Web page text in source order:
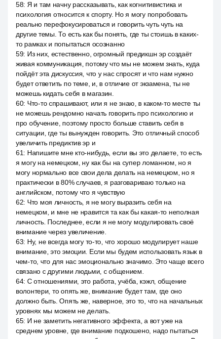
58: Я и там начну рассказывать, как когнитивистика и
психология относится к спорту. Но я могу попробовать
реально перефокусироваться и говорить чуть чуть на
другие темы. То есть как бы понять, где ты стоишь в каких-
то рамках и попытаться осознанно
59: Из них, естественно, огромный предикшн эр создаёт
живая коммуникация, потому что мы не можем знать, куда
пойдёт эта дискуссия, что у нас спросят и что нам нужно
будет ответить по теме, и, в отличие от экзамена, ты не
можешь кидать себя в магазин.
60: Что-то спрашивают, или я не знаю, в каком-то месте ты
не можешь рендомно начать говорить про психологию и
про обучение, поэтому просто больше ставить себя в
ситуации, где ты вынужден говорить. Это отличный способ
увеличить предиктив эр и
61: Напишите мне кто-нибудь, если вы это делаете, то есть
я могу на немецком, ну как бы на супер ломанном, но я
могу нормально все свои дела делать на немецком, но я
практически в 80% случаев, я разговариваю только на
английском, потому что я чувствую
62: Что моя личность, я не могу выразить себя на
немецком, и мне не нравится та как бы какая-то неполная
личность. Последнее, если я не могу модулировать своё
внимание через увеличение.
63: Ну, не всегда могу то-то, что хорошо модулирует наше
внимание, это эмоции. Если мы будем использовать язык в
чем-то, что для нас эмоционально значимо. Это чаще всего
связано с другими людьми, с общением.
64: С отношениями, это работа, учёба, кэжл, общение
волонтери, то опять же, внимание будет там, где оно
должно быть. Опять же, наверное, это то, что на начальных
уровнях мы можем не делать.
65: И не заметить негативного эффекта, а вот уже на
среднем уровне, где внимание подкошено, надо пытаться